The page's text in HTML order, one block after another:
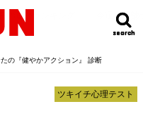
search
search
日の運勢ランキング 今週の運勢
の『健やかアクション』 診断
ツキイチ心理テスト